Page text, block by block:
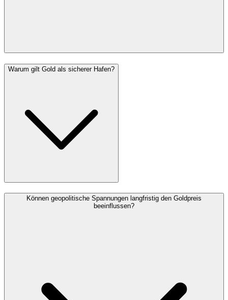
Warum gilt Gold als sicherer Hafen?
Können geopolitische Spannungen langfristig den Goldpreis
beeinflussen?